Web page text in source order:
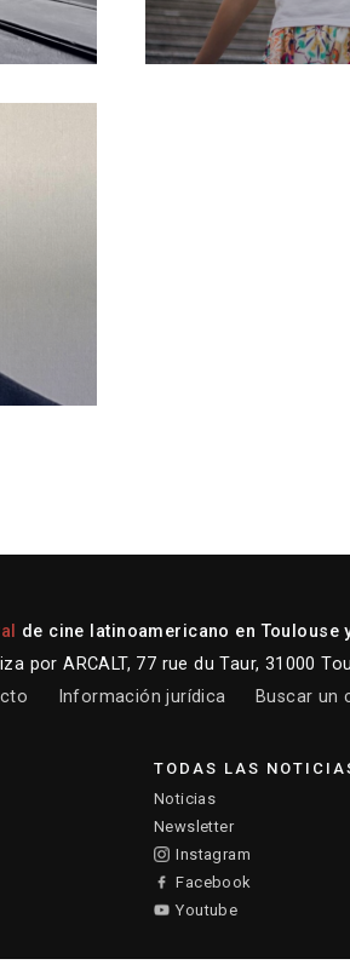
de cine latinoamericano en Toulouse
por ARCALT, 77 rue du Taur, 31000
Información jurídica Buscar un
TODAS LAS
Noticias
Newsletter
Instagram
Facebook
Youtube